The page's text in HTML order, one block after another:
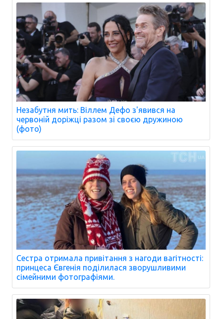
Незабутня мить: Віллем Дефо з'явився на
червоній доріжці разом зі своєю дружиною
(фото)
Сестра отримала привітання з нагоди вагітності:
принцеса Євгенія поділилася зворушливими
сімейними фотографіями.